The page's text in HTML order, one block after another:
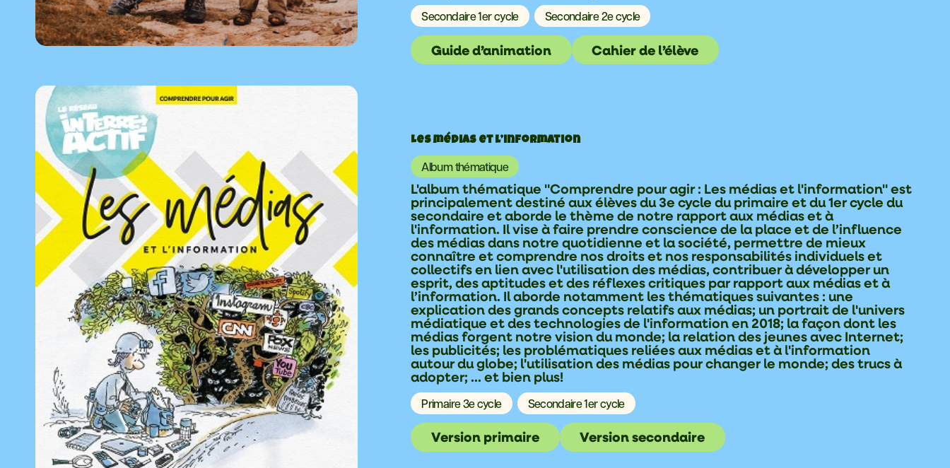
Secondaire 1er cycle Secondaire 2e cycle
Guide d’animation Cahier de l’élève
Les médias et l’information
Album thématique
L'album thématique "Comprendre pour agir : Les médias et l'information" est
principalement destiné aux élèves du 3e cycle du primaire et du 1er cycle du
secondaire et aborde le thème de notre rapport aux médias et à
l'information. Il vise à faire prendre conscience de la place et de l’influence
des médias dans notre quotidienne et la société, permettre de mieux
connaître et comprendre nos droits et nos responsabilités individuels et
collectifs en lien avec l'utilisation des médias, contribuer à développer un
esprit, des aptitudes et des réflexes critiques par rapport aux médias et à
l’information. Il aborde notamment les thématiques suivantes : une
explication des grands concepts relatifs aux médias; un portrait de l'univers
médiatique et des technologies de l'information en 2018; la façon dont les
médias forgent notre vision du monde; la relation des jeunes avec Internet;
les publicités; les problématiques reliées aux médias et à l'information
autour du globe; l'utilisation des médias pour changer le monde; des trucs à
adopter; ... et bien plus!
Primaire 3e cycle Secondaire 1er cycle
Version primaire Version secondaire